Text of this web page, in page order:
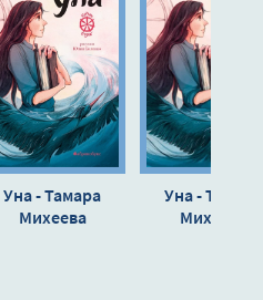
Уна - Тамара
Михеева
Уна - Тамара
Михеева